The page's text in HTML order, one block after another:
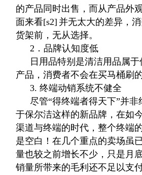
的产品同时出售，而从产品外
面来看[s2] 并无太大的差异，
货架前，无从选择。
2．品牌认知度低
日用品特别是清洁用品属
产品，消费者不会在买马桶刷
3. 终端动销系统不健全
尽管“得终端者得天下”并
于保尔洁这样的新品牌，在如
渠道与终端的时代，整个终端
是空白！在几个重点的卖场虽
量也较之前增长不少，只是月
销量所带来的毛利还不足以支